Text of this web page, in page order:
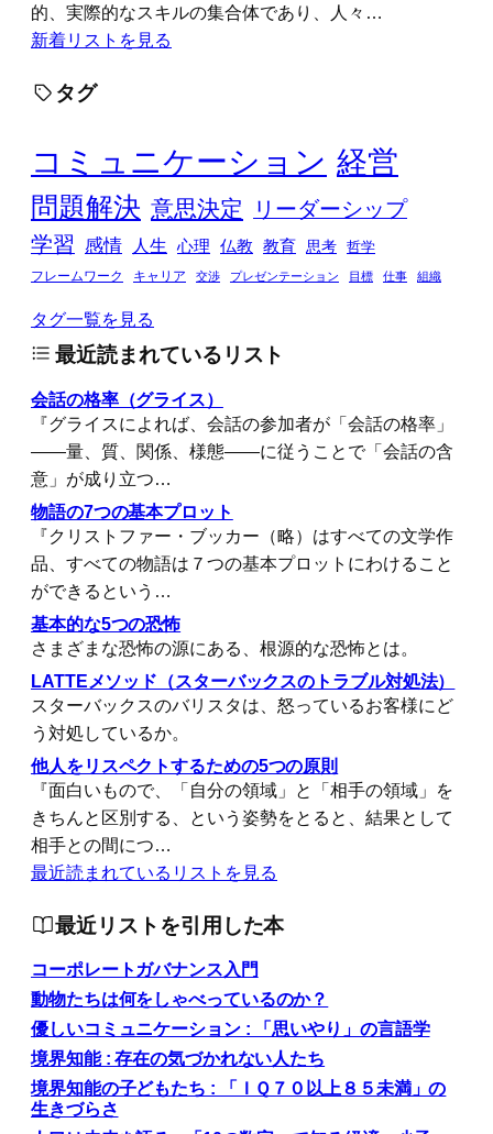
的、実際的なスキルの集合体であり、人々…
新着リストを見る
タグ
コミュニケーション 経営
問題解決 意思決定
リーダーシップ
学習
感情 人生 心理 仏教 教育 思考
哲学
フレームワーク
キャリア 交渉 プレゼンテーション 目標 仕事 組織
タグ一覧を見る
最近読まれているリスト
会話の格率（グライス）
『グライスによれば、会話の参加者が「会話の格率」
――量、質、関係、様態――に従うことで「会話の含
意」が成り立つ…
物語の7つの基本プロット
『クリストファー・ブッカー（略）はすべての文学作
品、すべての物語は７つの基本プロットにわけること
ができるという…
基本的な5つの恐怖
さまざまな恐怖の源にある、根源的な恐怖とは。
LATTEメソッド（スターバックスのトラブル対処法）
スターバックスのバリスタは、怒っているお客様にど
う対処しているか。
他人をリスペクトするための5つの原則
『面白いもので、「自分の領域」と「相手の領域」を
きちんと区別する、という姿勢をとると、結果として
相手との間につ…
最近読まれているリストを見る
最近リストを引用した本
コーポレートガバナンス入門
動物たちは何をしゃべっているのか？
優しいコミュニケーション : 「思いやり」の言語学
境界知能 : 存在の気づかれない人たち
境界知能の子どもたち : 「ＩＱ７０以上８５未満」の
生きづらさ